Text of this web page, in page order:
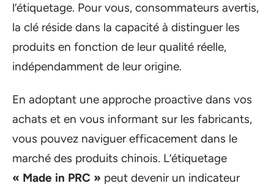
l’étiquetage. Pour vous, consommateurs avertis,
la clé réside dans la capacité à distinguer les
produits en fonction de leur qualité réelle,
indépendamment de leur origine.
En adoptant une approche proactive dans vos
achats et en vous informant sur les fabricants,
vous pouvez naviguer efficacement dans le
marché des produits chinois. L’étiquetage
« Made in PRC » peut devenir un indicateur